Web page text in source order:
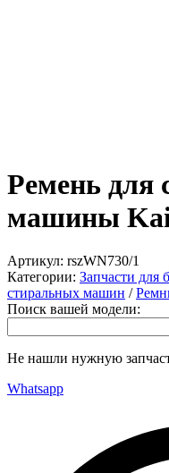
Ремень для
машины
Артикул: rszWN730/1
Категории: Запчасти для
стиральных машин /
Поиск вашей модели:
Не нашли нужную
Whatsapp